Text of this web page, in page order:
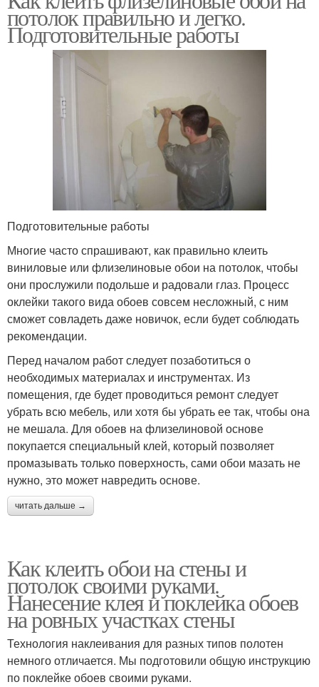
потолок правильно и легко.
Подготовительные работы
Подготовительные работы
Многие часто спрашивают, как правильно клеить
виниловые или флизелиновые обои на потолок, чтобы
они прослужили подольше и радовали глаз. Процесс
оклейки такого вида обоев совсем несложный, с ним
сможет совладеть даже новичок, если будет соблюдать
рекомендации.
Перед началом работ следует позаботиться о
необходимых материалах и инструментах. Из
помещения, где будет проводиться ремонт следует
убрать всю мебель, или хотя бы убрать ее так, чтобы она
не мешала. Для обоев на флизелиновой основе
покупается специальный клей, который позволяет
промазывать только поверхность, сами обои мазать не
нужно, это может навредить основе.
читать дальше →
Как клеить обои на стены и
потолок своими руками.
Нанесение клея и поклейка обоев
на ровных участках стены
Технология наклеивания для разных типов полотен
немного отличается. Мы подготовили общую инструкцию
по поклейке обоев своими руками.